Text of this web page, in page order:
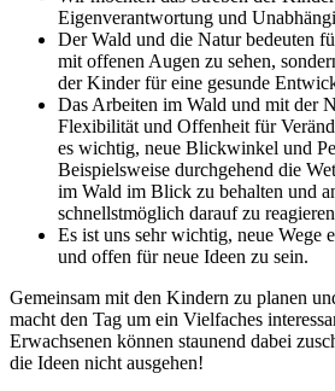
Eigenverantwortung und
Der Wald und die Natur bedeuten
mit offenen Augen zu sehen,
der Kinder für eine gesunde
Das Arbeiten im Wald und mit der
Flexibilität und Offenheit für
es wichtig, neue Blickwinkel und
Beispielsweise durchgehend die
im Wald im Blick zu behalten und
schnellstmöglich darauf zu
Es ist uns sehr wichtig, neue Wege
und offen für neue Ideen zu sein.
Gemeinsam mit den Kindern zu planen
macht den Tag um ein Vielfaches
Erwachsenen können staunend dabei
die Ideen nicht ausgehen!